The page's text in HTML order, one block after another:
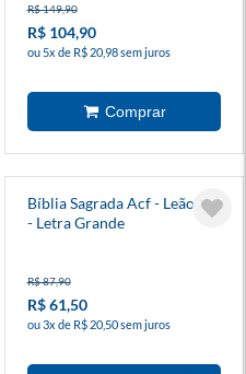
R$ 149,90
R$ 104,90
ou 5x de R$ 20,98 sem juros
Bíblia Sagrada Acf - Leão Rei
- Letra Grande
R$ 87,90
R$ 61,50
ou 3x de R$ 20,50 sem juros